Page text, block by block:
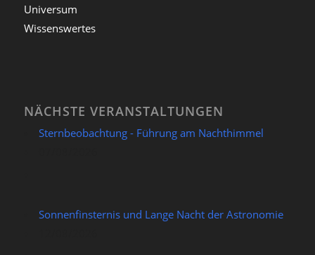
Universum
Wissenswertes
NÄCHSTE VERANSTALTUNGEN
Sternbeobachtung - Führung am Nachthimmel
Sonnenfinsternis und Lange Nacht der Astronomie